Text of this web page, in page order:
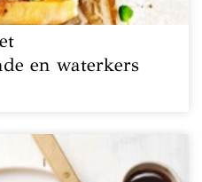
en waterkers